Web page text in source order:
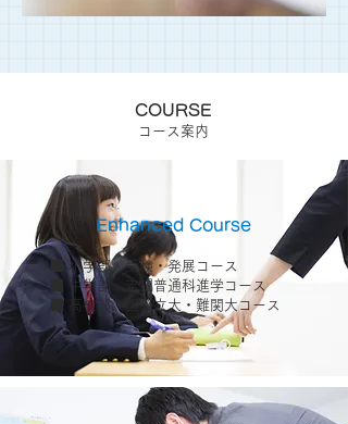
COURSE
コース案内
Enhanced Course
■ 小学部 受験・発展コース
■ 中学部 志望普通科進学コース
■ 高校部 国公立大・難関大コース